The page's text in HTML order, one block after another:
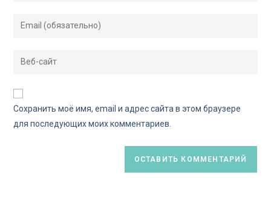
Сохранить моё имя, email и адрес сайта в этом браузере
для последующих моих комментариев.